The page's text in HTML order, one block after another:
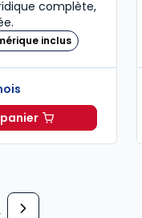
37,00 € TTC
complète,
inclus
Dalloz à 102,85 €